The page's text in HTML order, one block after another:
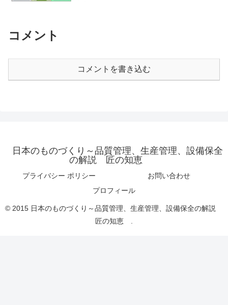
コメント
コメントを書き込む
日本のものづくり～品質管理、生産管理、設備保全
の解説 匠の知恵
プライバシー ポリシー
お問い合わせ
プロフィール
© 2015 日本のものづくり～品質管理、生産管理、設備保全の解説
匠の知恵 .